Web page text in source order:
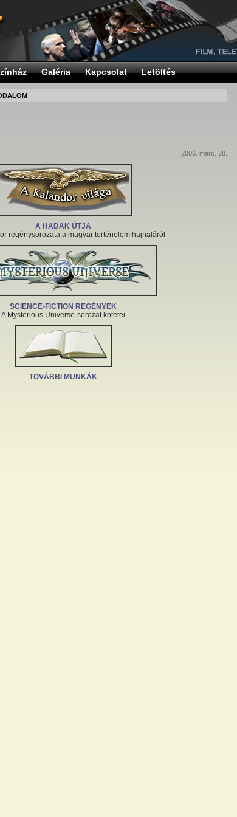
Galéria Kapcsolat Letöltés
2006. márc. 28.
A HADAK ÚTJA
regénysorozata a magyar történelem hajnaláról
SCIENCE-FICTION REGÉNYEK
A Mysterious Universe-sorozat kötetei
TOVÁBBI MUNKÁK